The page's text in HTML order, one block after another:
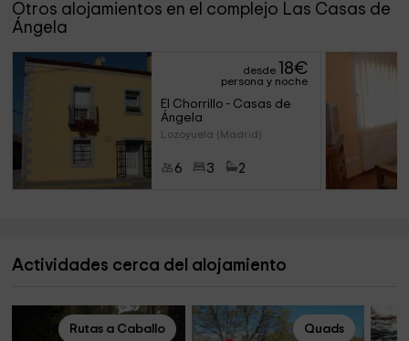
Otros alojamientos en el complejo Las Casas de
Ángela
desde 18€
persona y noche
El Chorrillo - Casas de
Ángela
Lozoyuela (Madrid)
6 3 2
Actividades cerca del alojamiento
Rutas a Caballo Quads